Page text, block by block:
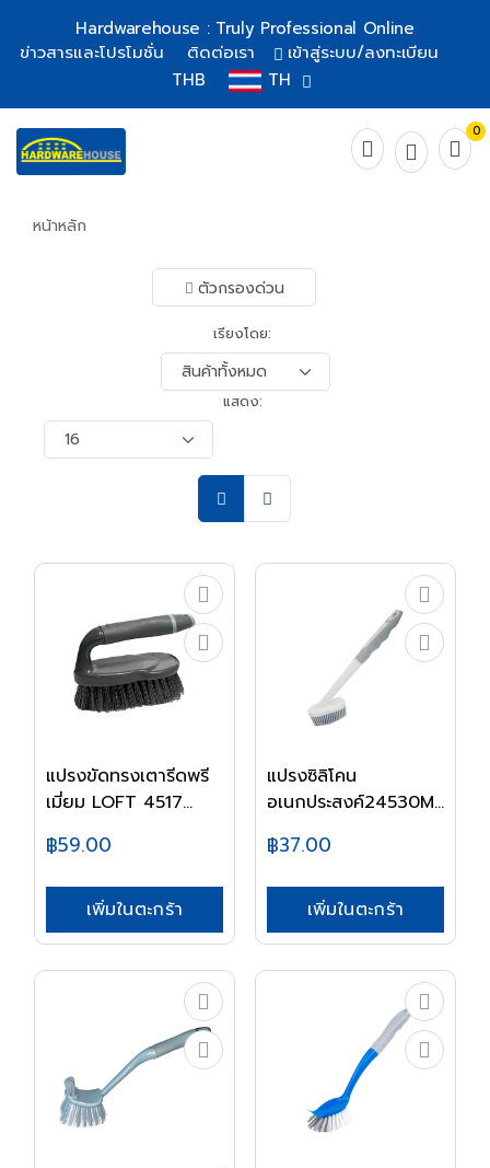
Hardwarehouse : Truly Professional Online
ข่าวสารและโปรโมชั่น
ติดต่อเรา
เข้าสู่ระบบ/ลงทะเบียน
THB
TH
0
หน้าหลัก
ตัวกรองด่วน
เรียงโดย:
แสดง:
แปรงขัดทรงเตารีดพรี
เมี่ยม LOFT 4517...
฿59.00
เพิ่มในตะกร้า
แปรงซิลิโคน
อเนกประสงค์24530MASTER
฿37.00
เพิ่มในตะกร้า